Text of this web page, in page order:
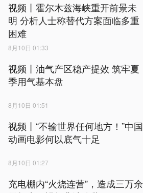
视频丨霍尔木兹海峡重开前景未
明 分析人士称替代方案面临多重
困难
8月10日 01:33
视频丨油气产区稳产提效 筑牢夏
季用气基本盘
8月10日 01:51
视频丨“不输世界任何地方！”中国
动画电影何以底气十足
8月10日 01:27
充电棚内“火烧连营”，造成三万余